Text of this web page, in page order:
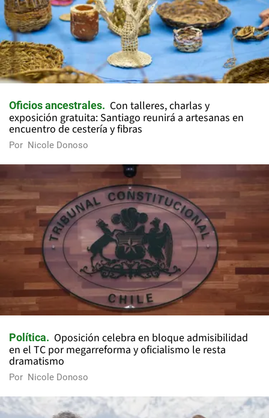
Oficios ancestrales
Con talleres, charlas y
exposición gratuita: Santiago reunirá a artesanas en
encuentro de cestería y fibras
Por Nicole Donoso
Política
Oposición celebra en bloque admisibilidad
en el TC por megarreforma y oficialismo le resta
dramatismo
Por Nicole Donoso